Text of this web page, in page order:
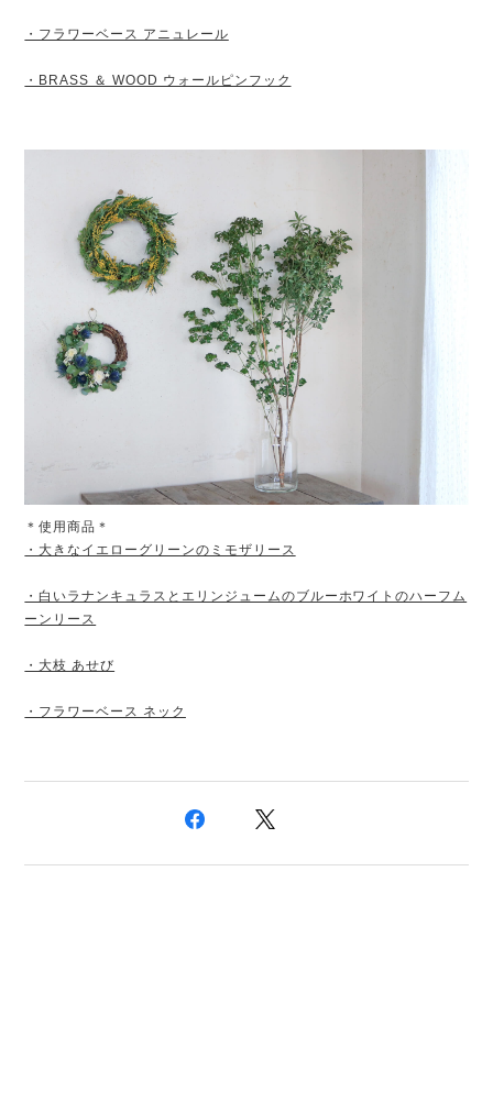
・フラワーベース アニュレール
・BRASS ＆ WOOD ウォールピンフック
＊使用商品＊
・大きなイエローグリーンのミモザリース
・白いラナンキュラスとエリンジュームのブルーホワイトのハーフム
ーンリース
・大枝 あせび
・フラワーベース ネック